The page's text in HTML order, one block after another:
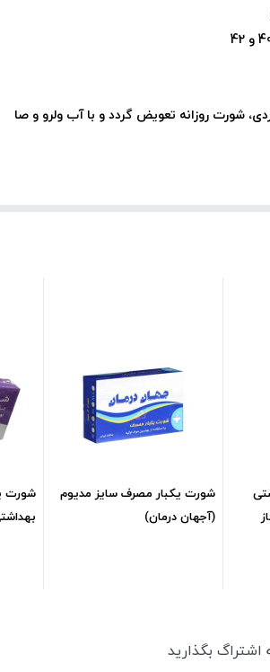
شورت روزانه تعویض گردد و با آب ولرو و
شورت یکبار مصرف سایز مدیوم
(آجهان درمان)
شورت
اشتراگ بگذارید